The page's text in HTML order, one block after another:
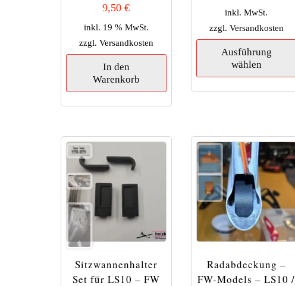
9,50€
inkl. 19 % MwSt.
zzgl. Versandkosten
In den
Warenkorb
inkl. MwSt.
zzgl. Versandkosten
Ausführung
wählen
Sitzwannenhalter
Set für LS10 – FW
Radabdeckung –
FW-Models – LS10 /